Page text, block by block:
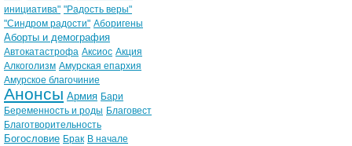
инициатива" "Радость веры"
"Синдром радости" Аборигены
Аборты и демография
Автокатастрофа Аксиос Акция
Алкоголизм Амурская епархия
Амурское благочиние
Анонсы Армия Бари
Беременность и роды Благовест
Благотворительность
Богословие Брак В начале